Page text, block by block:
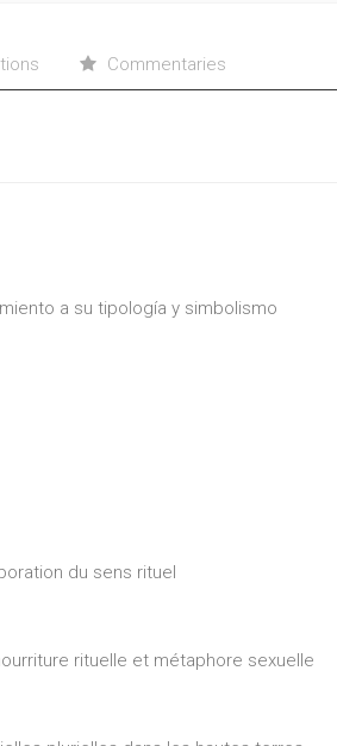
Commentaries
a su tipología y simbolismo
du sens rituel
rituelle et métaphore sexuelle